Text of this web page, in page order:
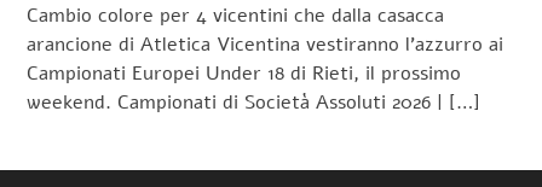
Cambio colore per 4 vicentini che dalla casacca
arancione di Atletica Vicentina vestiranno l’azzurro ai
Campionati Europei Under 18 di Rieti, il prossimo
weekend. Campionati di Società Assoluti 2026 | […]